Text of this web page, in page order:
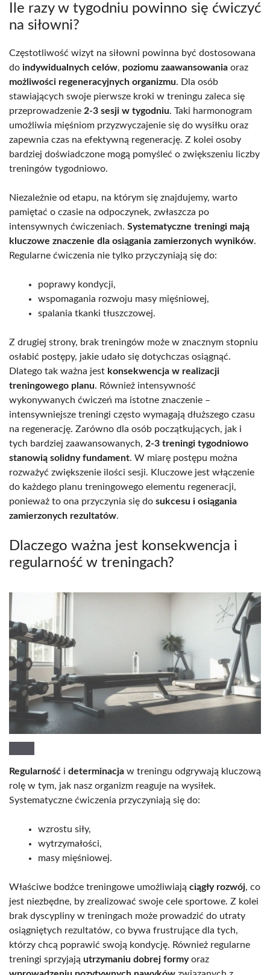
Ile razy w tygodniu powinno się ćwiczyć
na siłowni?
Częstotliwość wizyt na siłowni powinna być dostosowana
do indywidualnych celów, poziomu zaawansowania oraz
możliwości regeneracyjnych organizmu. Dla osób
stawiających swoje pierwsze kroki w treningu zaleca się
przeprowadzenie 2-3 sesji w tygodniu. Taki harmonogram
umożliwia mięśniom przyzwyczajenie się do wysiłku oraz
zapewnia czas na efektywną regenerację. Z kolei osoby
bardziej doświadczone mogą pomyśleć o zwiększeniu liczby
treningów tygodniowo.
Niezależnie od etapu, na którym się znajdujemy, warto
pamiętać o czasie na odpoczynek, zwłaszcza po
intensywnych ćwiczeniach. Systematyczne treningi mają
kluczowe znaczenie dla osiągania zamierzonych wyników.
Regularne ćwiczenia nie tylko przyczyniają się do:
poprawy kondycji,
wspomagania rozwoju masy mięśniowej,
spalania tkanki tłuszczowej.
Z drugiej strony, brak treningów może w znacznym stopniu
osłabić postępy, jakie udało się dotychczas osiągnąć.
Dlatego tak ważna jest konsekwencja w realizacji
treningowego planu. Również intensywność
wykonywanych ćwiczeń ma istotne znaczenie –
intensywniejsze treningi często wymagają dłuższego czasu
na regenerację. Zarówno dla osób początkujących, jak i
tych bardziej zaawansowanych, 2-3 treningi tygodniowo
stanowią solidny fundament. W miarę postępu można
rozważyć zwiększenie ilości sesji. Kluczowe jest włączenie
do każdego planu treningowego elementu regeneracji,
ponieważ to ona przyczynia się do sukcesu i osiągania
zamierzonych rezultatów.
Dlaczego ważna jest konsekwencja i
regularność w treningach?
Regularność i determinacja w treningu odgrywają kluczową
rolę w tym, jak nasz organizm reaguje na wysiłek.
Systematyczne ćwiczenia przyczyniają się do:
wzrostu siły,
wytrzymałości,
masy mięśniowej.
Właściwe bodźce treningowe umożliwiają ciągły rozwój, co
jest niezbędne, by zrealizować swoje cele sportowe. Z kolei
brak dyscypliny w treningach może prowadzić do utraty
osiągniętych rezultatów, co bywa frustrujące dla tych,
którzy chcą poprawić swoją kondycję. Również regularne
treningi sprzyjają utrzymaniu dobrej formyoraz